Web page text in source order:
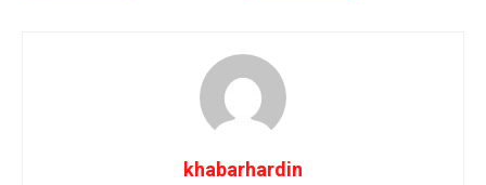
khabarhardin